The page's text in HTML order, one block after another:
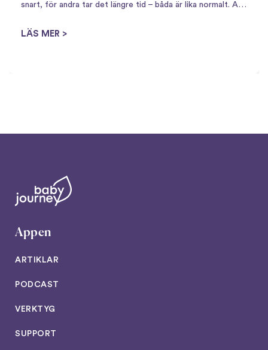
snart, för andra tar det längre tid – båda är lika normalt. Att
LÄS MER >
Appen
ARTIKLAR
PODCAST
VERKTYG
SUPPORT